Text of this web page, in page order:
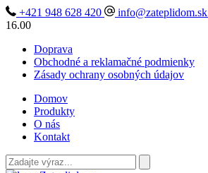
+421 948 628 420 info@zateplidom.sk
16.00
Doprava
Obchodné a reklamačné podmienky
Zásady ochrany osobných údajov
Domov
Produkty
O nás
Kontakt